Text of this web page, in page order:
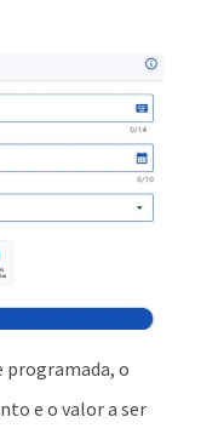
programada, o
e o valor a ser